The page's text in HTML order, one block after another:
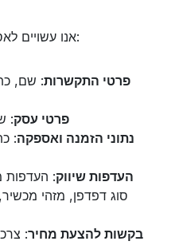
אנו עשויים לאסוף את סוגי המידע האישי הבאים:
פרטי התקשרות: שם,
פרטי עסק:
נתוני הזמנה ואספקה:
העדפות שיווק: העדפות
בקשות להצעת מחיר: